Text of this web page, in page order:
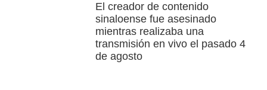
El creador de contenido
sinaloense fue asesinado
mientras realizaba una
transmisión en vivo el pasado 4
de agosto